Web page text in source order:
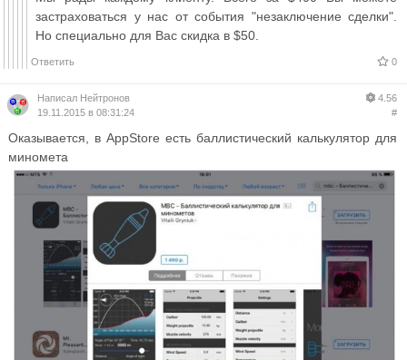
застраховаться у нас от события "незаключение сделки".
Но специально для Вас скидка в $50.
Ответить 0
Написал Нейтронов
19.11.2015 в 08:31:24
4.56
#
Оказывается, в AppStore есть баллистический калькулятор для
миномета